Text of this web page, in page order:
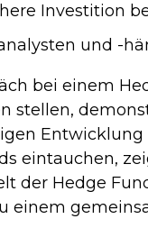
Investition
und -
bei einem
stellen,
eintauchen,
der Hedge
einem